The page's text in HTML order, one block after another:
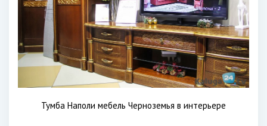
Тумба Наполи мебель Черноземья в интерьере